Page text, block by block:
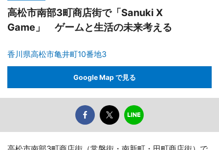
高松市南部3町商店街で「Sanuki X
Game」 ゲームと生活の未来考える
香川県高松市亀井町10番地3
Google Map で見る